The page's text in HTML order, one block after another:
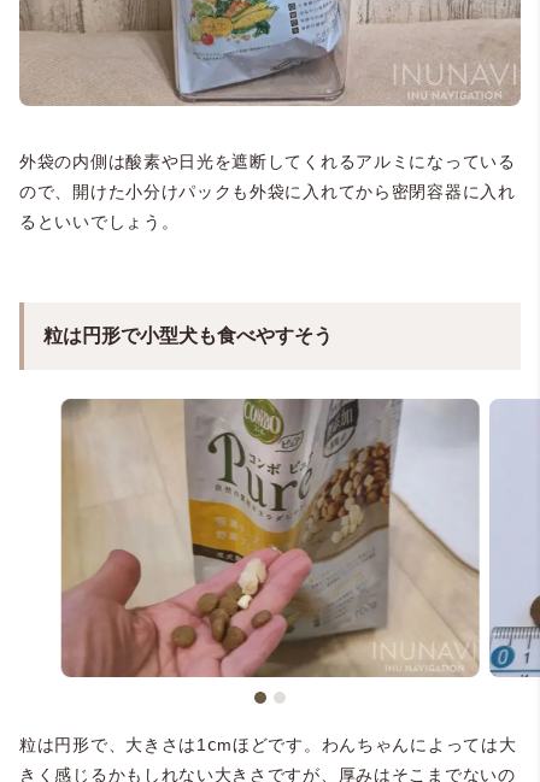
外袋の内側は酸素や日光を遮断してくれるアルミになっている
ので、開けた小分けパックも外袋に入れてから密閉容器に入れ
るといいでしょう。
粒は円形で小型犬も食べやすそう
粒は円形で、大きさは1ⅽmほどです。わんちゃんによっては大
きく感じるかもしれない大きさですが、厚みはそこまでないの